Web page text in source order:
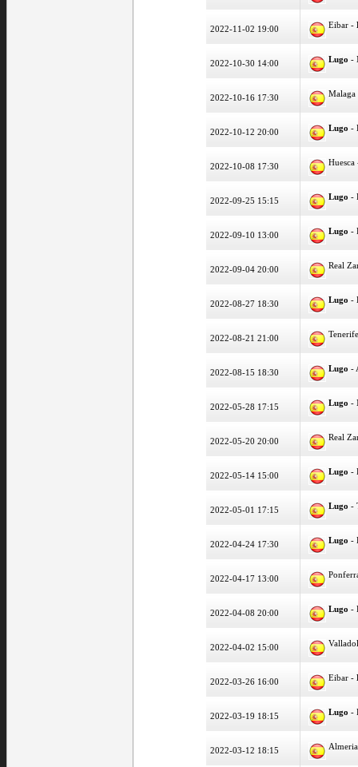
2022-11-02 19:00 Eibar -
2022-10-30 14:00 Lugo -
2022-10-16 17:30
2022-10-12 20:00 Lugo -
2022-10-08 17:30
2022-09-25 15:15 Lugo -
2022-09-10 13:00 Lugo -
2022-09-04 20:00 Real
2022-08-27 18:30 Lugo -
2022-08-21 21:00
2022-08-15 18:30 Lugo -
2022-05-28 17:15 Lugo -
2022-05-20 20:00 Real
2022-05-14 15:00 Lugo -
2022-05-01 17:15 Lugo -
2022-04-24 17:30 Lugo -
2022-04-17 13:00
2022-04-08 20:00 Lugo -
2022-04-02 15:00
2022-03-26 16:00 Eibar -
2022-03-19 18:15 Lugo -
2022-03-12 18:15